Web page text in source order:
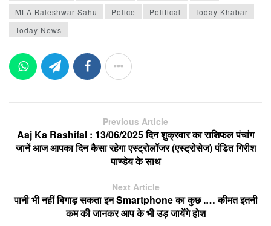
MLA Baleshwar Sahu
Police Political
Today Khabar
Today News
Previous Article
Aaj Ka Rashifal : 13/06/2025 दिन शुक्रवार का राशिफल पंचांग
जानें आज आपका दिन कैसा रहेगा एस्ट्रोलॉजर (एस्ट्रोसेज) पंडित गिरीश
पाण्डेय के साथ
Next Article
पानी भी नहीं बिगाड़ सकता इन Smartphone का कुछ .… कीमत इतनी
कम की जानकर आप के भी उड़ जायेंगे होश